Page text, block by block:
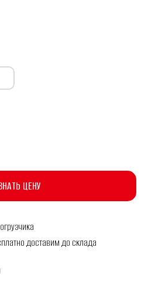
ЦЕНУ
доставим до склада